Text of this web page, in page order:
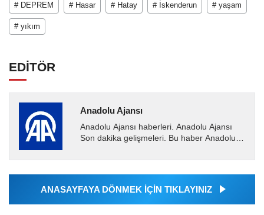
# DEPREM # Hasar # Hatay # İskenderun # yaşam
# yıkım
EDİTÖR
Anadolu Ajansı
Anadolu Ajansı haberleri. Anadolu Ajansı
Son dakika gelişmeleri. Bu haber Anadolu
Ajansı tarafından...
ANASAYFAYA DÖNMEK İÇİN TIKLAYINIZ